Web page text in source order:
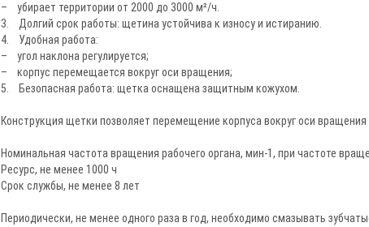
– убирает территории от 2000 до 3000 м²/ч.
3. Долгий срок работы: щетина устойчива к износу и истиранию.
4. Удобная работа:
– угол наклона регулируется;
– корпус перемещается вокруг оси вращения;
5. Безопасная работа: щетка оснащена защитным кожухом.
Конструкция щетки позволяет перемещение корпуса вокруг оси
Номинальная частота вращения рабочего органа, мин-1, при частоте
Ресурс, не менее 1000 ч
Срок службы, не менее 8 лет
Периодически, не менее одного раза в год, необходимо смазывать